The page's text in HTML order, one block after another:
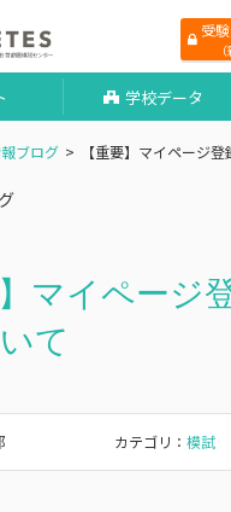
受
学校データ
ブログ 【重要】マイページ
】マイページ
て
カテゴリ： 模試